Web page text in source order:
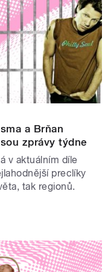
a Brňan
zprávy týdne
v aktuálním díle
preclíky
tak regionů.